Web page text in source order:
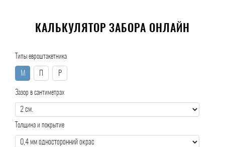
КАЛЬКУЛЯТОР ЗАБОРА ОНЛАЙН
Типы евроштакетника
М Р
Зазор в сантиметрах
Толщина и покрытие